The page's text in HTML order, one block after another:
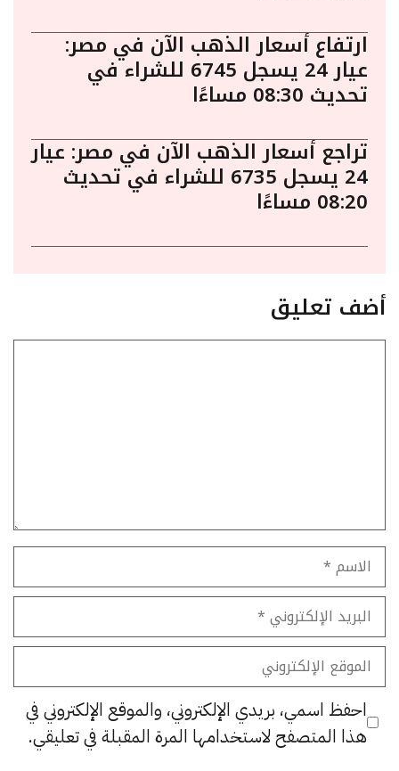
ارتفاع أسعار الذهب الآن في مصر:
عيار 24 يسجل 6745 للشراء في
تحديث 08:30 مساءًا
تراجع أسعار الذهب الآن في مصر: عيار
24 يسجل 6735 للشراء في تحديث
08:20 مساءًا
أضف تعليق
الاسم
البريد
الإلكتروني
الموقع
الإلكتروني
احفظ اسمي، بريدي الإلكتروني، والموقع الإلكتروني في
هذا المتصفح لاستخدامها المرة المقبلة في تعليقي.